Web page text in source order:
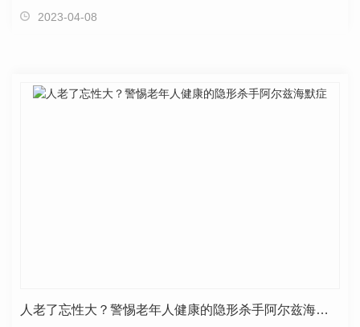
什么是医养结合呢？简单来说，医养结合就是医院养老…
2023-04-08
人老了忘性大？警惕老年人健康的隐形杀手阿尔兹海默症